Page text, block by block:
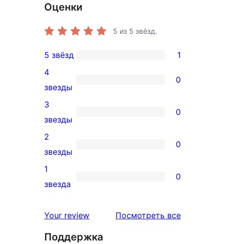
Оценки
5 из 5 звёзд.
1
5-
звездный
отзыв
5 звёзд 1
0
4-
звездный
отзыв
4
звезды
0
0
3-
звездный
отзыв
3
звезды
0
0
2-
звездный
2
звезды
0
0
звездный
1
звезда
0
Your review Посмотреть всеотзывы
Поддержка